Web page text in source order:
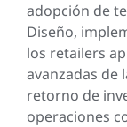
adopción de
Diseño,
los retailers
avanzadas de
retorno de
operaciones